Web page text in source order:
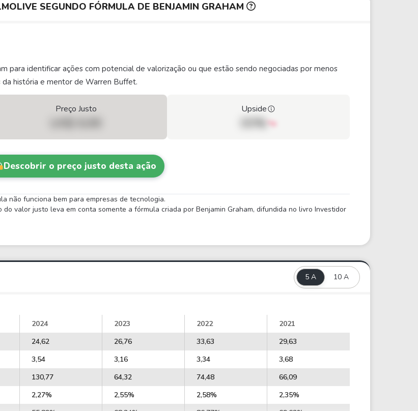
SEGUNDO FÓRMULA DE BENJAMIN GRAHAM
para identificar ações com potencial de valorização ou que estão sendo negociadas por menos
história e mentor de Warren Buffet.
Preço Justo Upside
00%
Descobrir o preço justo desta ação
não funciona bem para empresas de tecnologia.
valor justo leva em conta somente a fórmula criada por Benjamin Graham, difundida no livro Investidor
5 A 10 A
2024 2023 2022
2021
24,62 26,76 33,63
29,63
3,54 3,16 3,34
3,68
130,77 64,32 74,48
66,09
2,27% 2,55% 2,58%
2,35%